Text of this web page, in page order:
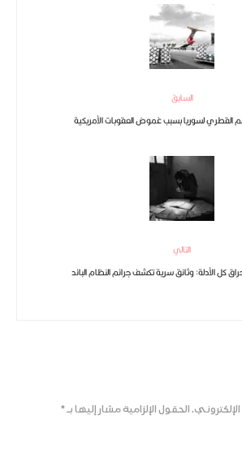
السابق
القطري لسوريا بسبب غموض العقوبات الأمريكية
التالي
كل الأدلة: وثائق سرية تكشف جرائم النظام البائد
الحقول الإلزامية مشار إليها بـ*